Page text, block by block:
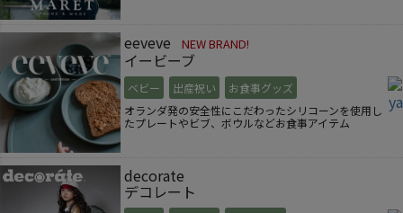
eeveve NEW BRAND!
イービーブ
ベビー 出産祝い
お食事グッズ
オランダ発の安全性にこだわったシリコーンを使用し
たプレートやビブ、ボウルなどお食事アイテム
decorate
デコレート